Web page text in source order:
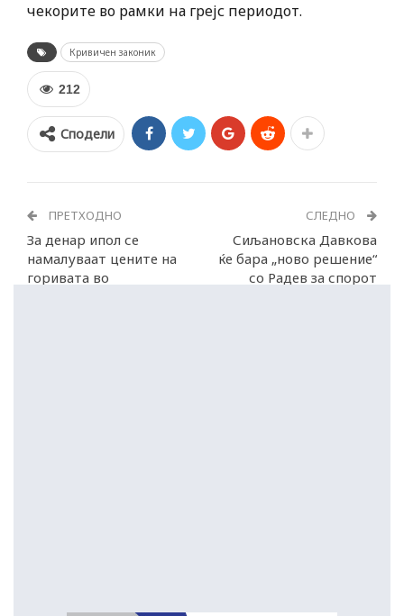
чекорите во рамки на грејс периодот.
Кривичен законик
212
Сподели
ПРЕТХОДНО
За денар ипол се
намалуваат цените на
горивата во
СЛЕДНО
Сиљановска Давкова
ќе бара „ново решение“
со Радев за спорот